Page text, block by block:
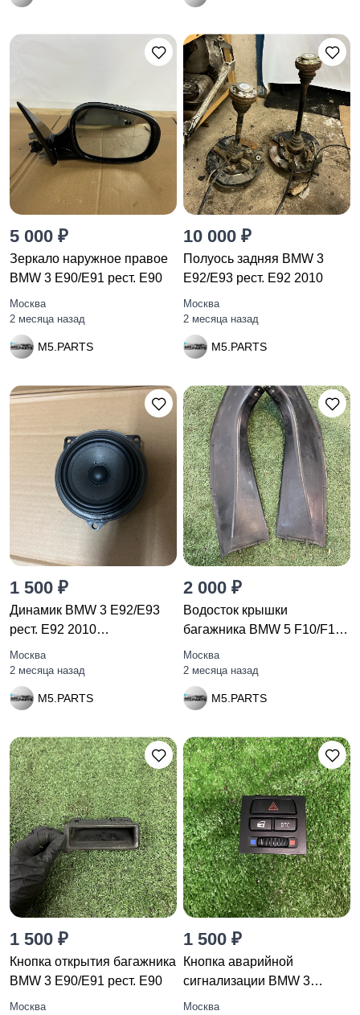
5 000 ₽
Зеркало наружное правое
BMW 3 E90/E91 рест. E90
Москва
2 месяца назад
M5.PARTS
10 000 ₽
Полуось задняя BMW 3
E92/E93 рест. E92 2010
Москва
2 месяца назад
M5.PARTS
1 500 ₽
Динамик BMW 3 E92/E93
рест. E92 2010
65139143232
Москва
2 месяца назад
M5.PARTS
2 000 ₽
Водосток крышки
багажника BMW 5 F10/F11
F10 2010
Москва
2 месяца назад
M5.PARTS
1 500 ₽
Кнопка открытия багажника
BMW 3 E90/E91 рест. E90
Москва
1 500 ₽
Кнопка аварийной
сигнализации BMW 3
E92/E93 E92
Москва